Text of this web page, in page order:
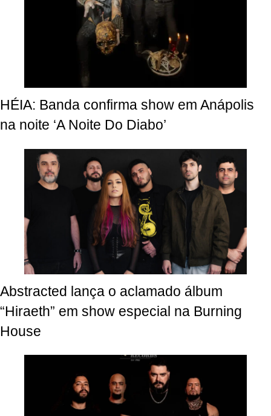
HÉIA: Banda confirma show em Anápolis
na noite ‘A Noite Do Diabo’
Abstracted lança o aclamado álbum
“Hiraeth” em show especial na Burning
House